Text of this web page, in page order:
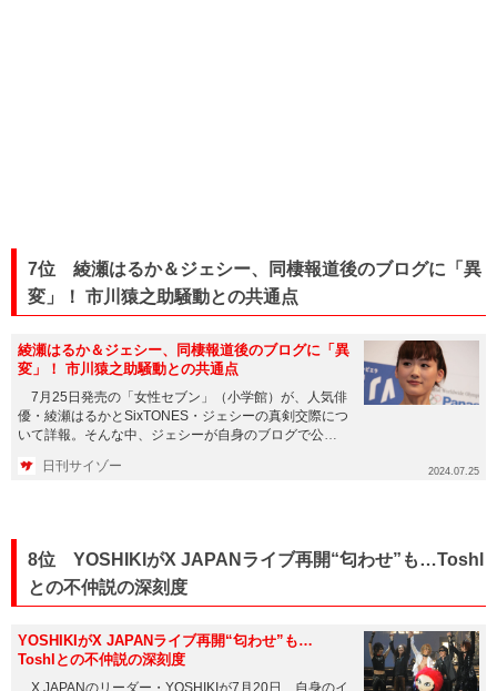
7位 綾瀬はるか＆ジェシー、同棲報道後のブログに「異
変」！ 市川猿之助騒動との共通点
綾瀬はるか＆ジェシー、同棲報道後のブログに「異
変」！ 市川猿之助騒動との共通点
7月25日発売の「女性セブン」（小学館）が、人気俳
優・綾瀬はるかとSixTONES・ジェシーの真剣交際につ
いて詳報。そんな中、ジェシーが自身のブログで公開
日刊サイゾー 2024.07.25
8位 YOSHIKIがX JAPANライブ再開“匂わせ”も…Toshl
との不仲説の深刻度
YOSHIKIがX JAPANライブ再開“匂わせ”も…
Toshlとの不仲説の深刻度
X JAPANのリーダー・YOSHIKIが7月20日、自身のイ